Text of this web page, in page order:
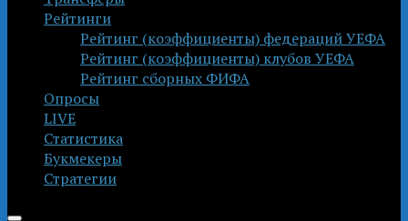
Рейтинги
Рейтинг (коэффициенты) федераций УЕФА
Рейтинг (коэффициенты) клубов УЕФА
Рейтинг сборных ФИФА
Опросы
LIVE
Статистика
Букмекеры
Стратегии